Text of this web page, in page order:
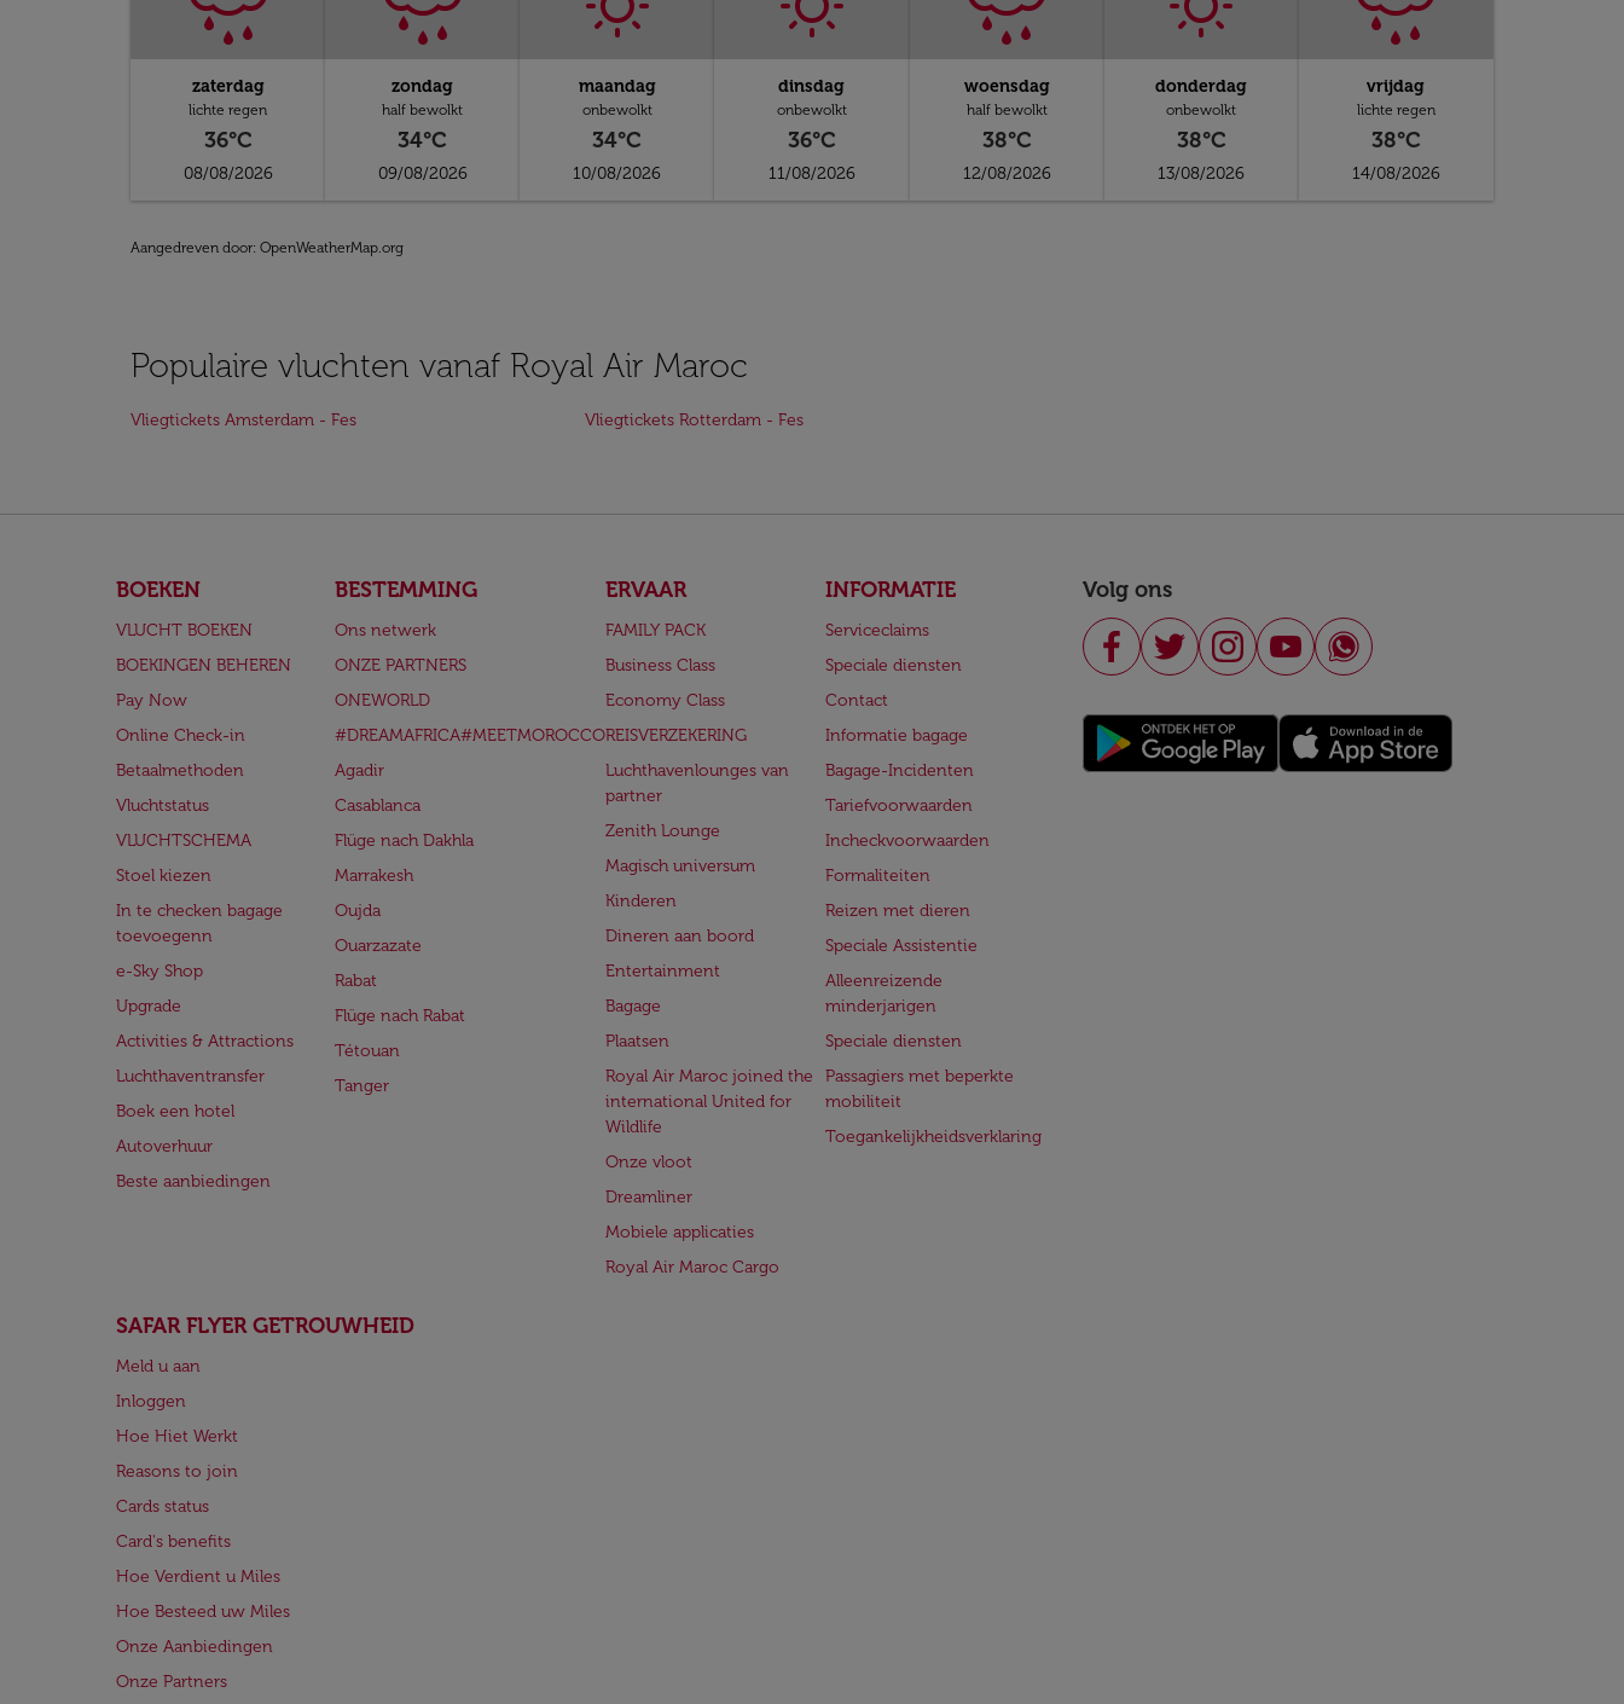
zaterdag
lichte regen
36°C
08/08/2026
zondag
half bewolkt
34°C
09/08/2026
maandag
onbewolkt
34°C
10/08/2026
dinsdag
onbewolkt
36°C
11/08/2026
woensdag
half bewolkt
38°C
12/08/2026
donderdag
onbewolkt
38°C
13/08/2026
vrijdag
lichte regen
38°C
14/08/2026
Aangedreven door: OpenWeatherMap.org
Populaire vluchten vanaf Royal Air Maroc
Vliegtickets Amsterdam - Fes Vliegtickets Rotterdam - Fes
BOEKEN
VLUCHT BOEKEN
BOEKINGEN BEHEREN
Pay Now
Online Check-in
Betaalmethoden
Vluchtstatus
VLUCHTSCHEMA
Stoel kiezen
In te checken bagage
toevoegenn
e-Sky Shop
Upgrade
Activities & Attractions
Luchthaventransfer
Boek een hotel
Autoverhuur
Beste aanbiedingen
BESTEMMING
Ons netwerk
ONZE PARTNERS
ONEWORLD
#DREAMAFRICA#MEETMOROCCO
Agadir
Casablanca
Flüge nach Dakhla
Marrakesh
Oujda
Ouarzazate
Rabat
Flüge nach Rabat
Tétouan
Tanger
ERVAAR
FAMILY PACK
Business Class
Economy Class
REISVERZEKERING
Luchthavenlounges van
partner
Zenith Lounge
Magisch universum
Kinderen
Dineren aan boord
Entertainment
Bagage
Plaatsen
Royal Air Maroc joined the
international United for
Wildlife
Onze vloot
Dreamliner
Mobiele applicaties
Royal Air Maroc Cargo
INFORMATIE
Serviceclaims
Speciale diensten
Contact
Informatie bagage
Bagage-Incidenten
Tariefvoorwaarden
Incheckvoorwaarden
Formaliteiten
Reizen met dieren
Speciale Assistentie
Alleenreizende
minderjarigen
Speciale diensten
Passagiers met beperkte
mobiliteit
Toegankelijkheidsverklaring
SAFAR FLYER GETROUWHEID
Meld u aan
Inloggen
Hoe Hiet Werkt
Reasons to join
Cards status
Card's benefits
Hoe Verdient u Miles
Hoe Besteed uw Miles
Onze Aanbiedingen
Onze Partners
Volg ons